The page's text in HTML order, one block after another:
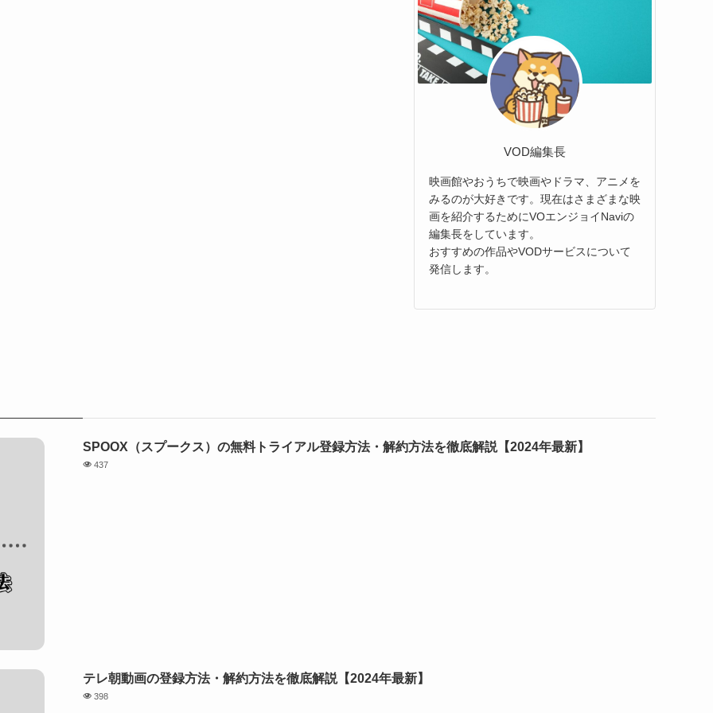
VOD編集長
映画館やおうちで映画やドラマ、アニメを
みるのが大好きです。現在はさまざまな映
画を紹介するためにVOエンジョイNaviの
編集長をしています。
おすすめの作品やVODサービスについて
発信します。
SPOOX（スプークス）の無料トライアル登録方法・解約方法を徹底解説【2024年最新】
437
テレ朝動画の登録方法・解約方法を徹底解説【2024年最新】
398